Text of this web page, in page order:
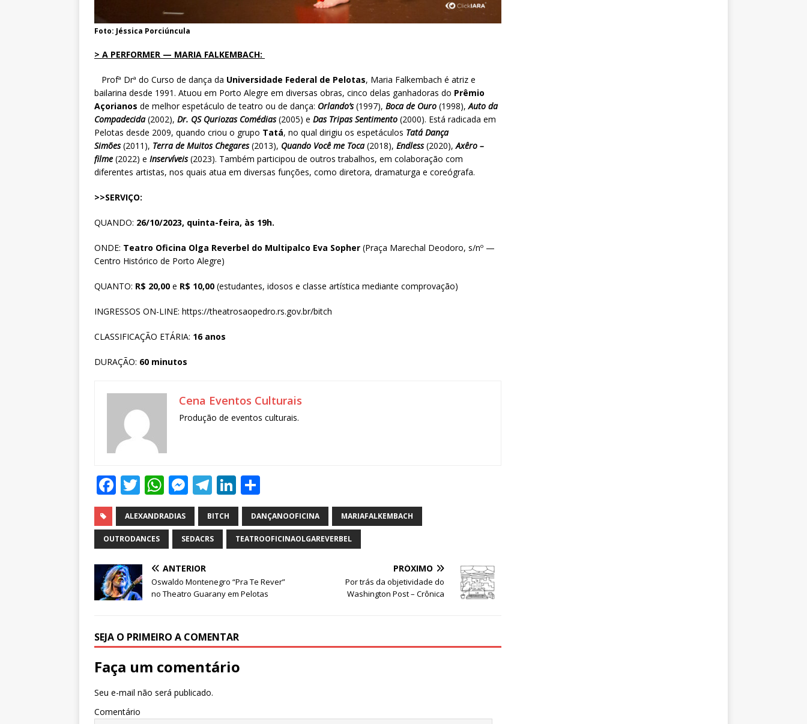
Foto: Jéssica Porciúncula
> A PERFORMER — MARIA FALKEMBACH:
Profª Drª do Curso de dança da Universidade Federal de Pelotas, Maria Falkembach é atriz e
bailarina desde 1991. Atuou em Porto Alegre em diversas obras, cinco delas ganhadoras do Prêmio
Açorianos de melhor espetáculo de teatro ou de dança: Orlando’s(1997), Boca de Ouro (1998),Auto da
Compadecida(2002), Dr. QS Quriozas Comédias(2005) e Das Tripas Sentimento (2000). Está radicada em
Pelotas desde 2009, quando criou o grupo Tatá, no qual dirigiu os espetáculos Tatá Dança
Simões(2011), Terra de Muitos Chegares(2013), Quando Você me Toca(2018), Endless(2020),Axêro –
filme (2022) e Inservíveis(2023). Também participou de outros trabalhos, em colaboração com
diferentes artistas, nos quais atua em diversas funções, como diretora, dramaturga e coreógrafa.
>>SERVIÇO:
QUANDO: 26/10/2023, quinta-feira, às 19h.
ONDE: Teatro Oficina Olga Reverbel do Multipalco Eva Sopher (Praça Marechal Deodoro, s/nº —
Centro Histórico de Porto Alegre)
QUANTO: R$ 20,00 e R$ 10,00 (estudantes, idosos e classe artística mediante comprovação)
INGRESSOS ON-LINE: https://theatrosaopedro.rs.gov.br/bitch
CLASSIFICAÇÃO ETÁRIA: 16 anos
DURAÇÃO: 60 minutos
Cena Eventos Culturais
Produção de eventos culturais.
F
a
c
e
b
o
o
T
w
it
te
r
W
h
at
s
A
p
p
M
e
ss
e
n
g
e
T
el
e
g
m
Li
n
k
e
n
h
ar
e
ALEXANDRADIAS BITCH DANÇANOOFICINA MARIAFALKEMBACH
OUTRODANCES SEDACRS TEATROOFICINAOLGAREVERBEL
ANTERIOR
Oswaldo Montenegro “Pra Te Rever”
no Theatro Guarany em Pelotas
PRÓXIMO
Por trás da objetividade do
Washington Post – Crônica
SEJA O PRIMEIRO A COMENTAR
Faça um comentário
Seu e-mail não será publicado.
Comentário